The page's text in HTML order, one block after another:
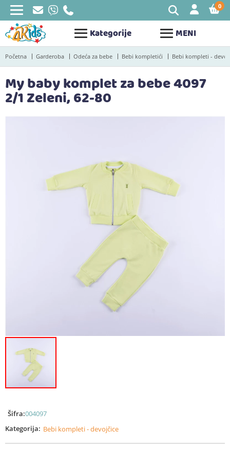
Kategorije MENI
0
Početna Garderoba Odeća za bebe Bebi kompletići Bebi kompleti -
My baby komplet za bebe 4097
2/1 Zeleni, 62-80
Šifra:004097
Kategorija: Bebi kompleti - devojčice